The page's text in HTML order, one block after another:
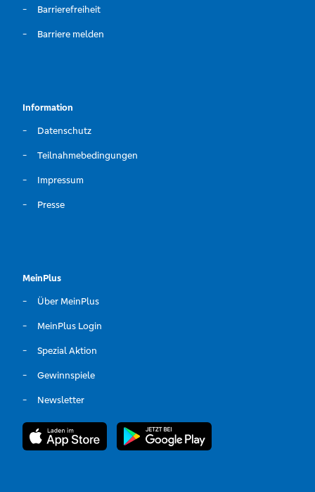
Barrierefreiheit
Barriere melden
Information
Datenschutz
Teilnahmebedingungen
Impressum
Presse
MeinPlus
Über MeinPlus
MeinPlus Login
Spezial Aktion
Gewinnspiele
Newsletter